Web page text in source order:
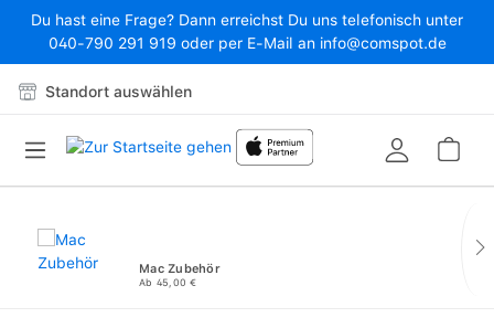
Zum Hauptinhalt springen
Du hast eine Frage? Dann erreichst Du uns telefonisch unter
040-790 291 919 oder per E-Mail an info@comspot.de
Standort auswählen
Mac Zubehör
Ab 45,00 €